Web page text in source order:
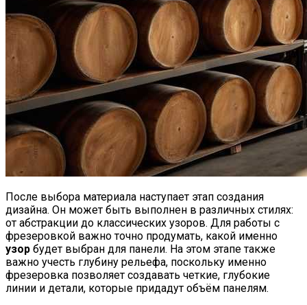
После выбора материала наступает этап создания
дизайна. Он может быть выполнен в различных стилях:
от абстракции до классических узоров. Для работы с
фрезеровкой важно точно продумать, какой именно
узор будет выбран для панели. На этом этапе также
важно учесть глубину рельефа, поскольку именно
фрезеровка позволяет создавать четкие, глубокие
линии и детали, которые придадут объём панелям.